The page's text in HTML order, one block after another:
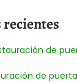
de
de